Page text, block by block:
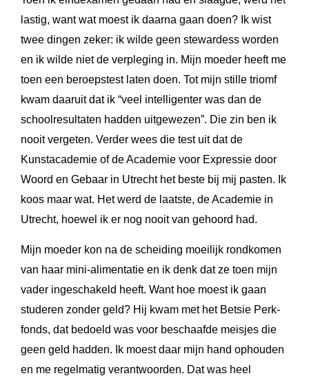
lastig, want wat moest ik daarna gaan doen? Ik wist
twee dingen zeker: ik wilde geen stewardess worden
en ik wilde niet de verpleging in. Mijn moeder heeft me
toen een beroepstest laten doen. Tot mijn stille triomf
kwam daaruit dat ik “veel intelligenter was dan de
schoolresultaten hadden uitgewezen”. Die zin ben ik
nooit vergeten. Verder wees die test uit dat de
Kunstacademie of de Academie voor Expressie door
Woord en Gebaar in Utrecht het beste bij mij pasten. Ik
koos maar wat. Het werd de laatste, de Academie in
Utrecht, hoewel ik er nog nooit van gehoord had.
Mijn moeder kon na de scheiding moeilijk rondkomen
van haar mini-alimentatie en ik denk dat ze toen mijn
vader ingeschakeld heeft. Want hoe moest ik gaan
studeren zonder geld? Hij kwam met het Betsie Perk-
fonds, dat bedoeld was voor beschaafde meisjes die
geen geld hadden. Ik moest daar mijn hand ophouden
en me regelmatig verantwoorden. Dat was heel